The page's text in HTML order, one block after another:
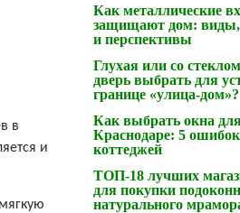
в
и
Как металлические
защищают дом: виды,
и перспективы
Глухая или со
дверь выбрать для
границе «улица-дом»?
Как выбрать окна
Краснодаре: 5
коттеджей
ТОП-18 лучших
для покупки
натурального